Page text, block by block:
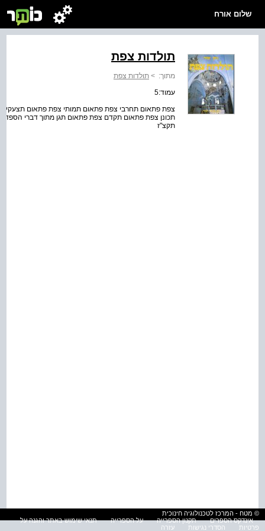
שלום אורח
תולדות צפת
מתוך: > תולדות צפת
עמוד:5
צפת פתאום תחרבי צפת פתאום תמותי צפת פתאום
תכונן צפת פתאום תקדם צפת פתאום תגן מתוך דברי הספד
תקצ"ז
© מטח - המרכז לטכנולוגיה חינוכית
אינדקס הספרים
תקנון הספרייה על הספרייה
תנאי שימוש באתר והגנה על
פרטיות
הסדרי נגישות עזרה